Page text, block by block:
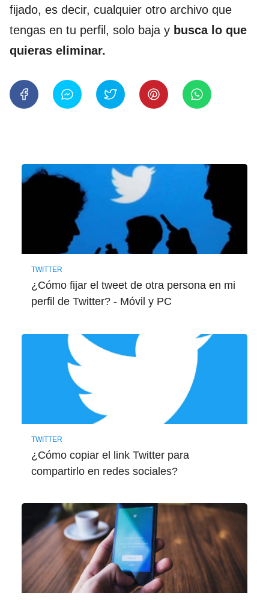
fijado, es decir, cualquier otro archivo que
tengas en tu perfil, solo baja y busca lo que
quieras eliminar.
TWITTER
¿Cómo fijar el tweet de otra persona en mi
perfil de Twitter? - Móvil y PC
TWITTER
¿Cómo copiar el link Twitter para
compartirlo en redes sociales?